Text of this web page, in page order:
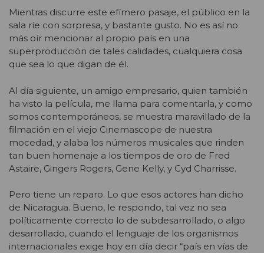
Mientras discurre este efímero pasaje, el público en la
sala ríe con sorpresa, y bastante gusto. No es así no
más oír mencionar al propio país en una
superproducción de tales calidades, cualquiera cosa
que sea lo que digan de él.
Al día siguiente, un amigo empresario, quien también
ha visto la película, me llama para comentarla, y como
somos contemporáneos, se muestra maravillado de la
filmación en el viejo Cinemascope de nuestra
mocedad, y alaba los números musicales que rinden
tan buen homenaje a los tiempos de oro de Fred
Astaire, Gingers Rogers, Gene Kelly, y Cyd Charrisse.
Pero tiene un reparo. Lo que esos actores han dicho
de Nicaragua. Bueno, le respondo, tal vez no sea
políticamente correcto lo de subdesarrollado, o algo
desarrollado, cuando el lenguaje de los organismos
internacionales exige hoy en día decir “país en vías de